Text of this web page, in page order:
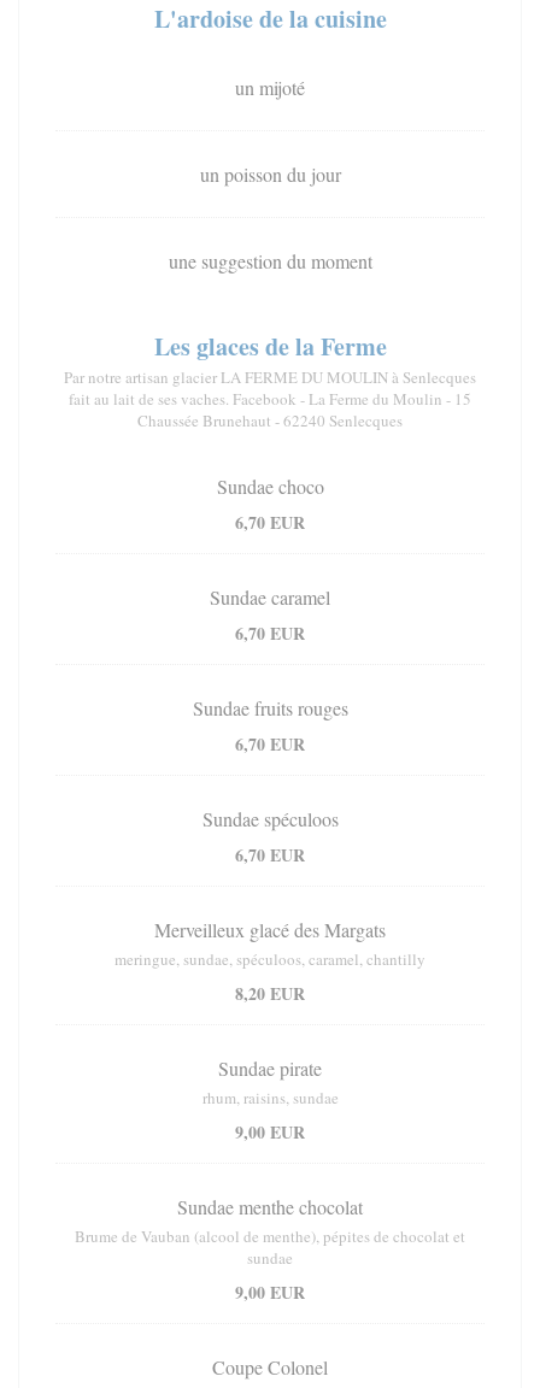
L'ardoise de la cuisine
un mijoté
un poisson du jour
une suggestion du moment
Les glaces de la Ferme
Par notre artisan glacier LA FERME DU MOULIN à Senlecques
fait au lait de ses vaches. Facebook - La Ferme du Moulin - 15
Chaussée Brunehaut - 62240 Senlecques
Sundae choco
6,70 EUR
Sundae caramel
6,70 EUR
Sundae fruits rouges
6,70 EUR
Sundae spéculoos
6,70 EUR
Merveilleux glacé des Margats
meringue, sundae, spéculoos, caramel, chantilly
8,20 EUR
Sundae pirate
rhum, raisins, sundae
9,00 EUR
Sundae menthe chocolat
Brume de Vauban (alcool de menthe), pépites de chocolat et
sundae
9,00 EUR
Coupe Colonel